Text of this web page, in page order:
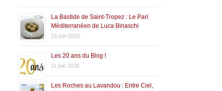
La Bastide de Saint-Tropez : Le Pari
Méditerranéen de Luca Binaschi
16 juin 2026
Les 20 ans du Blog !
11 juin 2026
Les Roches au Lavandou : Entre Ciel,